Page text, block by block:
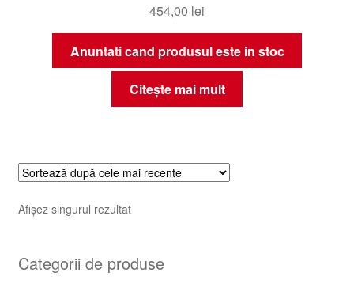
454,00 lei
Anuntati cand produsul este in stoc
Citește mai mult
Afișez singurul rezultat
Categorii de produse